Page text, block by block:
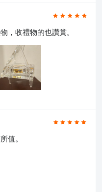
，收禮物的也讚賞。
值。